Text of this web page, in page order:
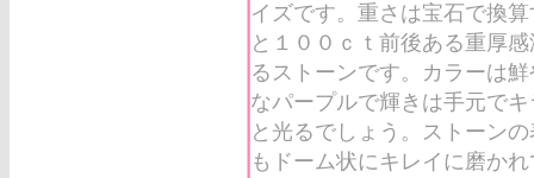
イズです。重さは宝石で換
と１００ｃｔ前後ある重厚
るストーンです。カラーは
なパープルで輝きは手元で
と光るでしょう。ストーン
もドーム状にキレイに磨か